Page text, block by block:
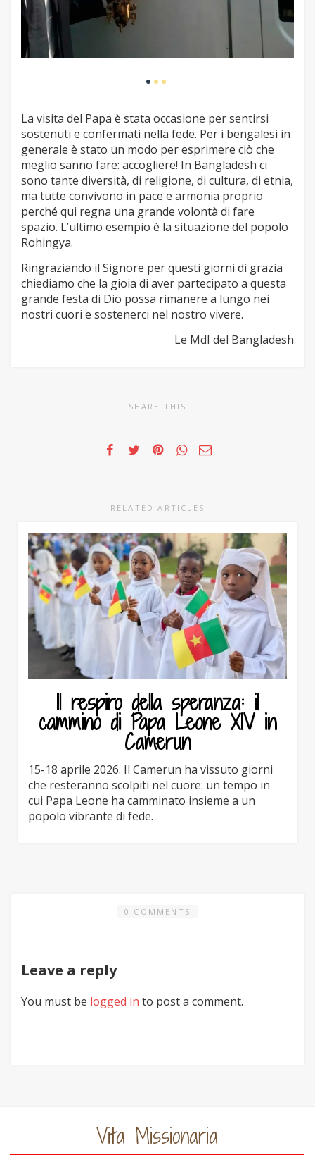
La visita del Papa è stata occasione per sentirsi
sostenuti e confermati nella fede. Per i bengalesi in
generale è stato un modo per esprimere ciò che
meglio sanno fare: accogliere! In Bangladesh ci
sono tante diversità, di religione, di cultura, di etnia,
ma tutte convivono in pace e armonia proprio
perché qui regna una grande volontà di fare
spazio. L’ultimo esempio è la situazione del popolo
Rohingya.
Ringraziando il Signore per questi giorni di grazia
chiediamo che la gioia di aver partecipato a questa
grande festa di Dio possa rimanere a lungo nei
nostri cuori e sostenerci nel nostro vivere.
Le MdI del Bangladesh
SHARE THIS
RELATED ARTICLES
Il respiro della speranza: il
cammino di Papa Leone XIV in
Camerun
15-18 aprile 2026. Il Camerun ha vissuto giorni
che resteranno scolpiti nel cuore: un tempo in
cui Papa Leone ha camminato insieme a un
popolo vibrante di fede.
0 COMMENTS
Leave a reply
You must be logged in to post a comment.
Vita Missionaria